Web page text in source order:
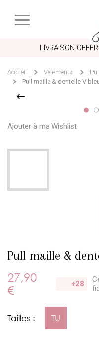
LIVRAISON
Accueil Vêtements
Pull maille & dentelle V bleu
Ajouter à ma Wishlist
Pull maille &
27,90
€
+28
Tailles : TU